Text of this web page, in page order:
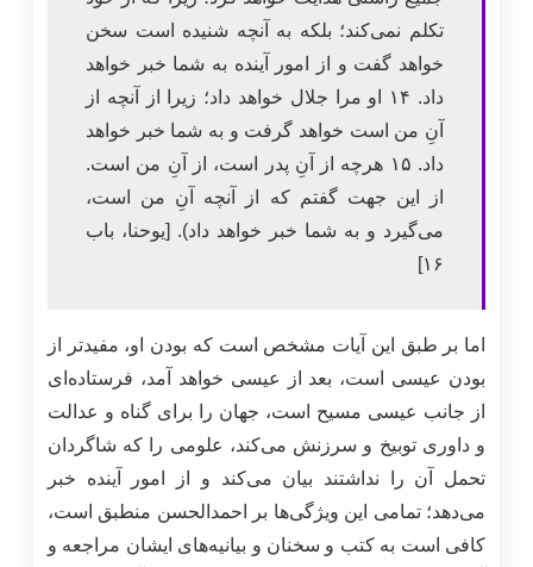
تکلم نمی‌کند؛ بلکه به آنچه شنیده است سخن
خواهد گفت و از امور آینده به شما خبر خواهد
داد. ۱۴ او مرا جلال خواهد داد؛ زیرا از آنچه از
آنِ من است خواهد گرفت و به شما خبر خواهد
داد. ۱۵ هرچه از آنِ پدر است، از آنِ من است.
از این جهت گفتم که از آنچه آنِ من است،
می‌گیرد و به شما خبر خواهد داد). [یوحنا، باب
۱۶]
اما بر طبق این آیات مشخص است که بودن او، مفیدتر از
بودن عیسی است، بعد از عیسی خواهد آمد، فرستاده‌ای
از جانب عیسی مسیح است، جهان را برای گناه و عدالت
و داوری توبیخ و سرزنش می‌کند، علومی را که شاگردان
تحمل آن را نداشتند بیان می‌کند و از امور آینده خبر
می‌دهد؛ تمامی این ویژگی‌ها بر احمدالحسن منطبق است،
کافی است به کتب و سخنان و بیانیه‌های ایشان مراجعه و